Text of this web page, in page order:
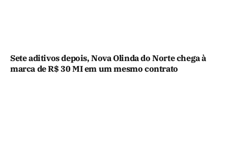
Sete aditivos depois, Nova Olinda do Norte chega à
marca de R$ 30 MI em um mesmo contrato